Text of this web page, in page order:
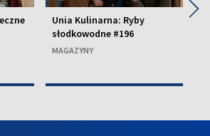
Unia Kulinarna: Ryby
słodkowodne #196
MAGAZYNY
▶